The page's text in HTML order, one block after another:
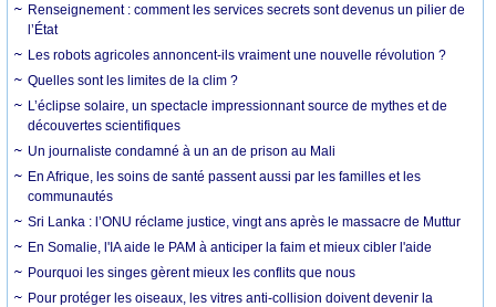
Renseignement : comment les services secrets sont devenus un pilier de
l’État
Les robots agricoles annoncent-ils vraiment une nouvelle révolution ?
Quelles sont les limites de la clim ?
L’éclipse solaire, un spectacle impressionnant source de mythes et de
découvertes scientifiques
Un journaliste condamné à un an de prison au Mali
En Afrique, les soins de santé passent aussi par les familles et les
communautés
Sri Lanka : l’ONU réclame justice, vingt ans après le massacre de Muttur
En Somalie, l'IA aide le PAM à anticiper la faim et mieux cibler l'aide
Pourquoi les singes gèrent mieux les conflits que nous
Pour protéger les oiseaux, les vitres anti-collision doivent devenir la